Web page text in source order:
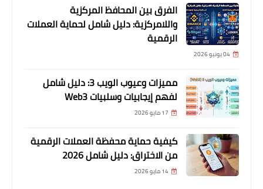
الفرق بين المحافظ المركزية
واللامركزية: دليل شامل لحماية العملات
الرقمية
04 يونيو 2026
مميزات وعيوب الويب 3: دليل شامل
لفهم إيجابيات وسلبيات Web3
17 مايو 2026
كيفية حماية محفظة العملات الرقمية
من الاختراق: دليل شامل 2026
14 مايو 2026